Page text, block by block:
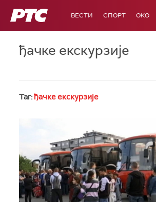
РТС ВЕСТИ СПОРТ OKO
ђачке екскурзије
Таг:ђачке екскурзије